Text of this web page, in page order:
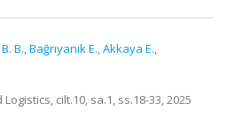
B.,Bağrıyanık E.,Akkaya E.,
cilt.10, sa.1, ss.18-33, 2025